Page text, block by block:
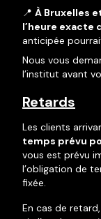
📍 À Bruxelles
l’heure exacte
anticipée
Nous vous
l’institut avant
Retards
Les clients
temps prévu
vous est prévu
l’obligation de
fixée.
En cas de